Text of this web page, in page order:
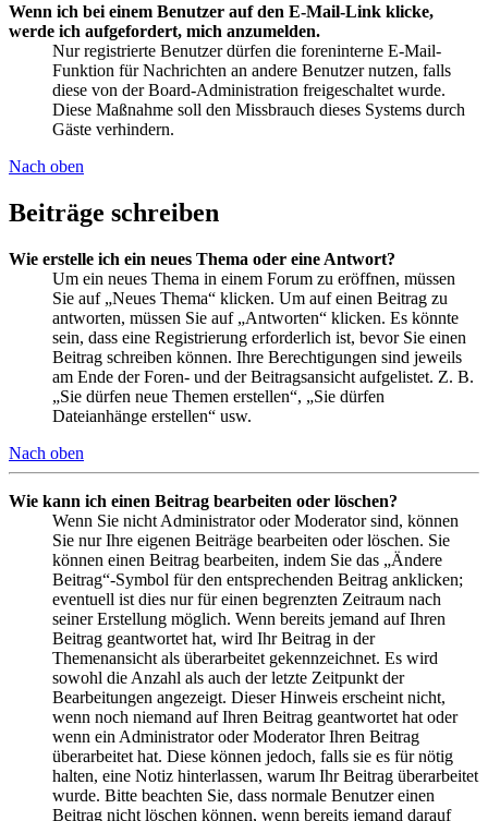
Wenn ich bei einem Benutzer auf den E-Mail-Link klicke,
werde ich aufgefordert, mich anzumelden.
Nur registrierte Benutzer dürfen die foreninterne E-Mail-
Funktion für Nachrichten an andere Benutzer nutzen, falls
diese von der Board-Administration freigeschaltet wurde.
Diese Maßnahme soll den Missbrauch dieses Systems durch
Gäste verhindern.
Nach oben
Beiträge schreiben
Wie erstelle ich ein neues Thema oder eine Antwort?
Um ein neues Thema in einem Forum zu eröffnen, müssen
Sie auf „Neues Thema“ klicken. Um auf einen Beitrag zu
antworten, müssen Sie auf „Antworten“ klicken. Es könnte
sein, dass eine Registrierung erforderlich ist, bevor Sie einen
Beitrag schreiben können. Ihre Berechtigungen sind jeweils
am Ende der Foren- und der Beitragsansicht aufgelistet. Z. B.
„Sie dürfen neue Themen erstellen“, „Sie dürfen
Dateianhänge erstellen“ usw.
Nach oben
Wie kann ich einen Beitrag bearbeiten oder löschen?
Wenn Sie nicht Administrator oder Moderator sind, können
Sie nur Ihre eigenen Beiträge bearbeiten oder löschen. Sie
können einen Beitrag bearbeiten, indem Sie das „Ändere
Beitrag“-Symbol für den entsprechenden Beitrag anklicken;
eventuell ist dies nur für einen begrenzten Zeitraum nach
seiner Erstellung möglich. Wenn bereits jemand auf Ihren
Beitrag geantwortet hat, wird Ihr Beitrag in der
Themenansicht als überarbeitet gekennzeichnet. Es wird
sowohl die Anzahl als auch der letzte Zeitpunkt der
Bearbeitungen angezeigt. Dieser Hinweis erscheint nicht,
wenn noch niemand auf Ihren Beitrag geantwortet hat oder
wenn ein Administrator oder Moderator Ihren Beitrag
überarbeitet hat. Diese können jedoch, falls sie es für nötig
halten, eine Notiz hinterlassen, warum Ihr Beitrag überarbeitet
wurde. Bitte beachten Sie, dass normale Benutzer einen
Beitrag nicht löschen können, wenn bereits jemand darauf